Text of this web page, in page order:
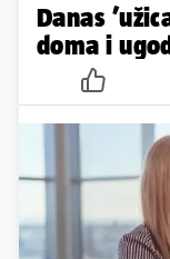
Danas
doma i